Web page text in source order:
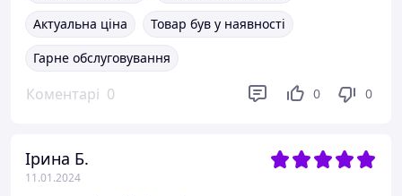
Актуальна ціна
Товар був у наявності
Гарне обслуговування
Коментарі 0 0 0
Ірина Б.
11.01.2024